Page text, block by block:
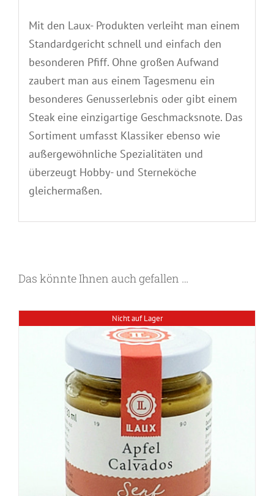
Mit den Laux- Produkten verleiht man einem
Standardgericht schnell und einfach den
besonderen Pfiff. Ohne großen Aufwand
zaubert man aus einem Tagesmenu ein
besonderes Genusserlebnis oder gibt einem
Steak eine einzigartige Geschmacksnote. Das
Sortiment umfasst Klassiker ebenso wie
außergewöhnliche Spezialitäten und
überzeugt Hobby- und Sterneköche
gleichermaßen.
Das könnte Ihnen auch gefallen …
Nicht auf Lager